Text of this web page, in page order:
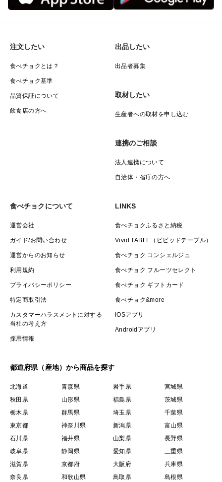
注文したい
食べチョクとは？
食べチョク基準
品質保証について
飲食店の方へ
出品したい
出品者募集
取材したい
生産者への取材を申し込む
連携のご相談
法人連携について
自治体・省庁の方へ
食べチョクについて
運営会社
ガイド/お問い合わせ
運営からのお知らせ
利用規約
プライバシーポリシー
特定商取引法
カスタマーハラスメントに対する
当社の考え方
採用情報
LINKS
食べチョクふるさと納税
Vivid TABLE（ビビッドテーブル）
食べチョク コンシェルジュ
食べチョク フルーツセレクト
食べチョク ギフトカード
食べチョク&more
iOSアプリ
Androidアプリ
都道府県（産地）から商品を探す
北海道 青森県 岩手県
宮城県
秋田県
山形県 福島県
茨城県
栃木県
群馬県 埼玉県
千葉県
東京都
神奈川県 新潟県
富山県
石川県
福井県 山梨県
長野県
岐阜県
静岡県 愛知県
三重県
滋賀県
京都府 大阪府
兵庫県
奈良県
和歌山県 鳥取県 島根県